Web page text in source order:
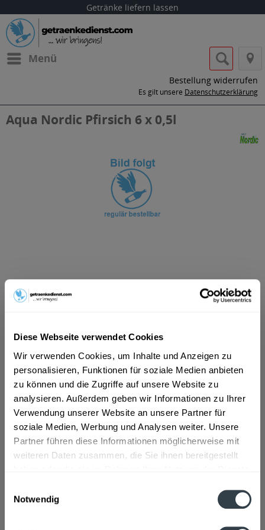
Diese Webseite verwendet Cookies
Wir verwenden Cookies, um Inhalte und Anzeigen zu
personalisieren, Funktionen für soziale Medien anbieten
zu können und die Zugriffe auf unsere Website zu
analysieren. Außerdem geben wir Informationen zu Ihrer
Verwendung unserer Website an unsere Partner für
soziale Medien, Werbung und Analysen weiter. Unsere
Partner führen diese Informationen möglicherweise mit
weiteren Daten zusammen, die Sie ihnen bereitgestellt
Notwendig
Getränke liefern lassen
Menü
Bestellung widerrufen
Es gilt unsere Datenschutzerklärung
Aqua Nordic Pfirsich 6 x 0,5l
ab 6,29 € *
Vorrätig
EINWEG
+1,50 € Pfand
In den Warenkorb
Artikel-Nr.:
21734
Verfügbar in: